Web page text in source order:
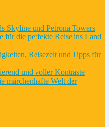
Skyline und Petrona Towers
für die perfekte Reise ins Land
Reisezeit und Tipps für
und voller Kontraste
märchenhafte Welt der